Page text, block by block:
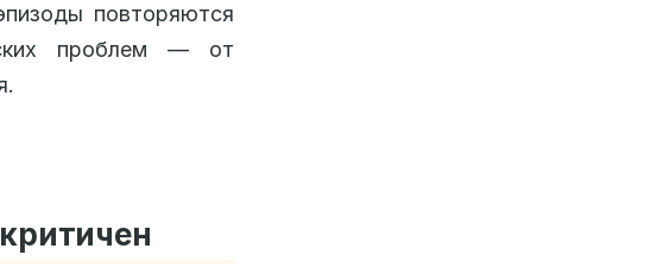
повторяются
проблем — от